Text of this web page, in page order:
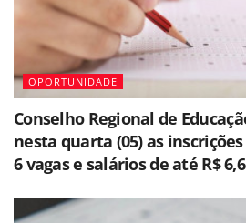
OPORTUNIDADE
Conselho Regional de
nesta quarta (05) as
6 vagas e salários de até R$